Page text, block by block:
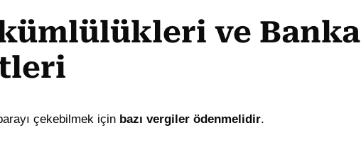
ve Banka
çekebilmek için bazı vergiler ödenmelidir.